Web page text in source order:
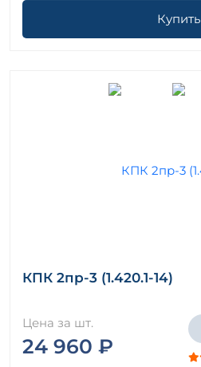
Купить
КПК 2пр-3 (1.420.1-14)
Цена за шт.
24 960 ₽